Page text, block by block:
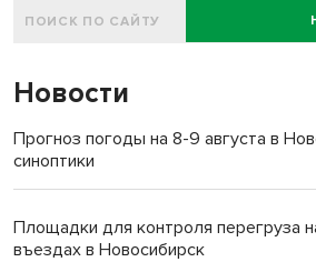
Новости
Прогноз погоды на 8-9 августа в
синоптики
Площадки для контроля перегруза
въездах в Новосибирск